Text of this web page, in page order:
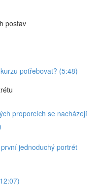
postav
potřebovat? (5:48)
proporcích se nacházejí
jednoduchý portrét